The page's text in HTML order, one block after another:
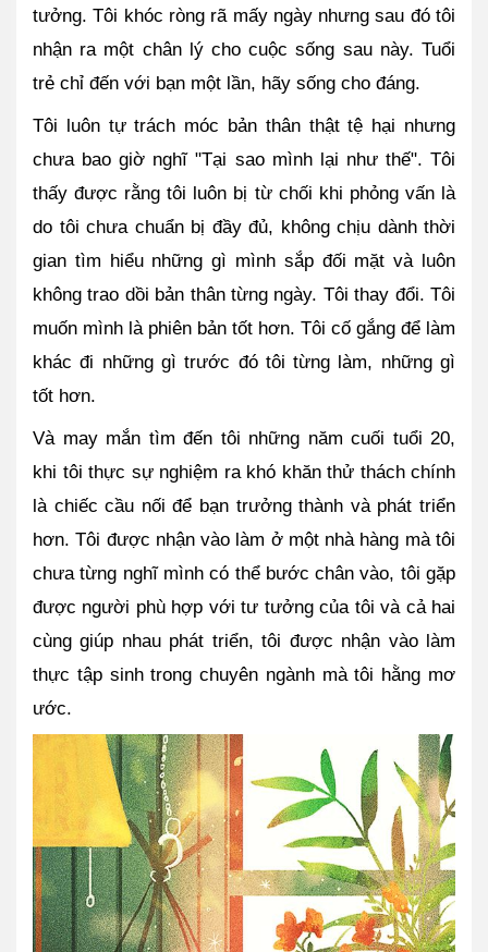
tưởng. Tôi khóc ròng rã mấy ngày nhưng sau đó tôi
nhận ra một chân lý cho cuộc sống sau này. Tuổi
trẻ chỉ đến với bạn một lần, hãy sống cho đáng.
Tôi luôn tự trách móc bản thân thật tệ hại nhưng
chưa bao giờ nghĩ "Tại sao mình lại như thế". Tôi
thấy được rằng tôi luôn bị từ chối khi phỏng vấn là
do tôi chưa chuẩn bị đầy đủ, không chịu dành thời
gian tìm hiểu những gì mình sắp đối mặt và luôn
không trao dồi bản thân từng ngày. Tôi thay đổi. Tôi
muốn mình là phiên bản tốt hơn. Tôi cố gắng để làm
khác đi những gì trước đó tôi từng làm, những gì
tốt hơn.
Và may mắn tìm đến tôi những năm cuối tuổi 20,
khi tôi thực sự nghiệm ra khó khăn thử thách chính
là chiếc cầu nối để bạn trưởng thành và phát triển
hơn. Tôi được nhận vào làm ở một nhà hàng mà tôi
chưa từng nghĩ mình có thể bước chân vào, tôi gặp
được người phù hợp với tư tưởng của tôi và cả hai
cùng giúp nhau phát triển, tôi được nhận vào làm
thực tập sinh trong chuyên ngành mà tôi hằng mơ
ước.